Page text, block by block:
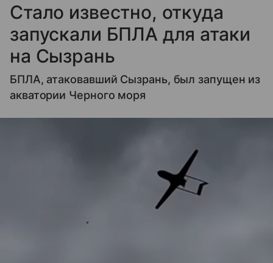
Стало известно, откуда
запускали БПЛА для атаки
на Сызрань
БПЛА, атаковавший Сызрань, был запущен из
акватории Черного моря